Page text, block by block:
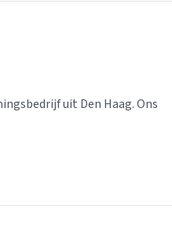
uit Den Haag. Ons